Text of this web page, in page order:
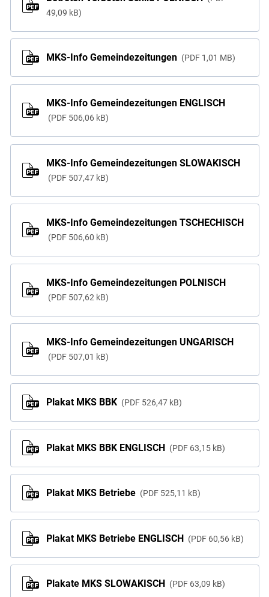
49,09 kB
MKS-Info Gemeindezeitungen PDF 1,01 MB
MKS-Info Gemeindezeitungen ENGLISCH
PDF 506,06 kB
MKS-Info Gemeindezeitungen SLOWAKISCH
PDF 507,47 kB
MKS-Info Gemeindezeitungen TSCHECHISCH
PDF 506,60 kB
MKS-Info Gemeindezeitungen POLNISCH
PDF 507,62 kB
MKS-Info Gemeindezeitungen UNGARISCH
PDF 507,01 kB
Plakat MKS BBK PDF 526,47 kB
Plakat MKS BBK ENGLISCH PDF 63,15 kB
Plakat MKS Betriebe PDF 525,11 kB
Plakat MKS Betriebe ENGLISCH PDF 60,56 kB
Plakate MKS SLOWAKISCH PDF 63,09 kB